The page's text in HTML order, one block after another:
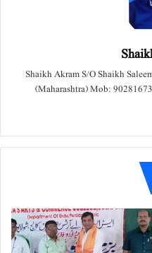
Shaikh Akram S/O Shaikh
(Maharashtra) Mob:
e